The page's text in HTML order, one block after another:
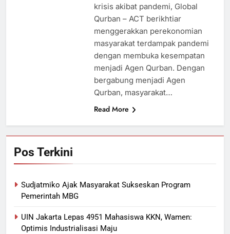
krisis akibat pandemi, Global
Qurban – ACT berikhtiar
menggerakkan perekonomian
masyarakat terdampak pandemi
dengan membuka kesempatan
menjadi Agen Qurban. Dengan
bergabung menjadi Agen
Qurban, masyarakat…
Read More
Pos Terkini
Sudjatmiko Ajak Masyarakat Sukseskan Program
Pemerintah MBG
UIN Jakarta Lepas 4951 Mahasiswa KKN, Wamen:
Optimis Industrialisasi Maju